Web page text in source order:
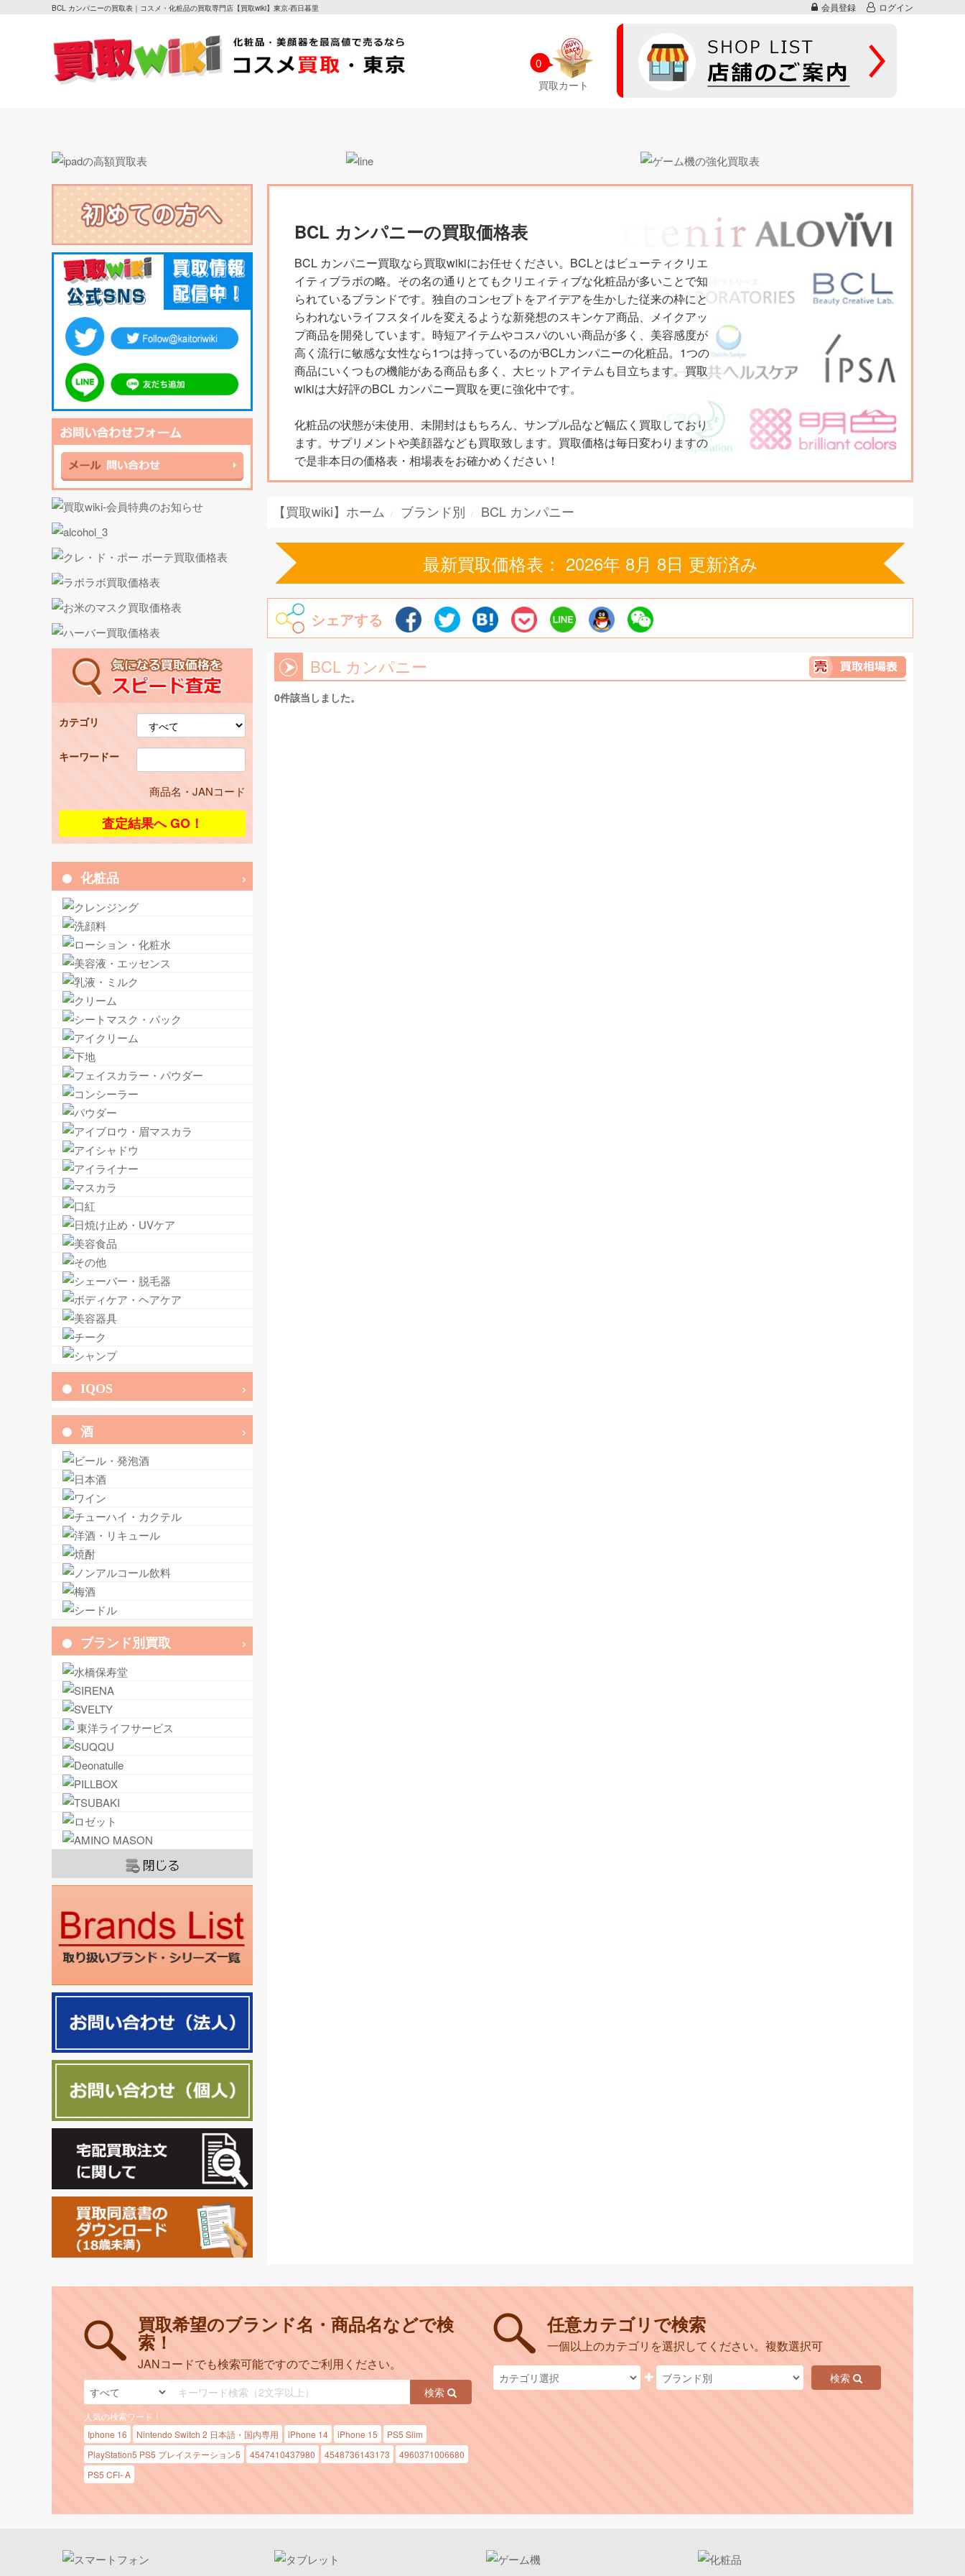
BCL カンパニーの買取表｜コスメ・化粧品の買取専門店【買取wiki】東京-西日暮里 会員登録 ログイン
0
買取カート
カテゴリ
キーワードー
商品名・JANコード
化粧品
IQOS
酒
ブランド別買取
BCL カンパニーの買取価格表
BCL カンパニー買取なら買取wikiにお任せください。BCLとはビューティクリエ
イティブラボの略。その名の通りとてもクリエィティブな化粧品が多いことで知
られているブランドです。独自のコンセプトをアイデアを生かした従来の枠にと
らわれないライフスタイルを変えるような新発想のスキンケア商品、メイクアッ
プ商品を開発しています。時短アイテムやコスパのいい商品が多く、美容感度が
高く流行に敏感な女性なら1つは持っているのがBCLカンパニーの化粧品。1つの
商品にいくつもの機能がある商品も多く、大ヒットアイテムも目立ちます。買取
wikiは大好評のBCL カンパニー買取を更に強化中です。
化粧品の状態が未使用、未開封はもちろん、サンプル品など幅広く買取しており
ます。サプリメントや美顔器なども買取致します。買取価格は毎日変わりますの
で是非本日の価格表・相場表をお確かめください！
【買取wiki】ホーム ブランド別 BCL カンパニー
最新買取価格表： 2026年 8月 8日 更新済み
シェアする
BCL カンパニー
0件該当しました。
買取希望のブランド名・商品名などで検
索！
JANコードでも検索可能ですのでご利用ください。
検索
人気の検索ワード！
Iphone 16
Nintendo Switch 2 日本語・国内専用 iPhone 14 iPhone 15
PS5 Slim
PlayStation5 PS5 プレイステーション5
4547410437980 4548736143173
4960371006680
PS5 CFI- A
任意カテゴリで検索
一個以上のカテゴリを選択してください。複数選択可
検索